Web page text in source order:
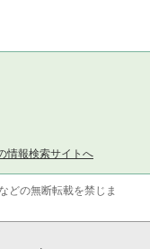
情報検索サイトへ
どの無断転載を禁じま